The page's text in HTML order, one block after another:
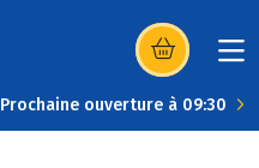
(s’ouvre dans
Prochaine ouverture à 09:30